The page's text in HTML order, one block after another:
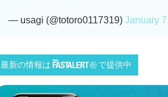
— usagi (@totoro0117319) January
最新の情報は で提供中